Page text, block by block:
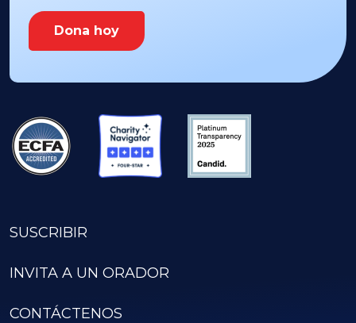
Dona hoy
SUSCRIBIR
INVITA A UN ORADOR
CONTÁCTENOS